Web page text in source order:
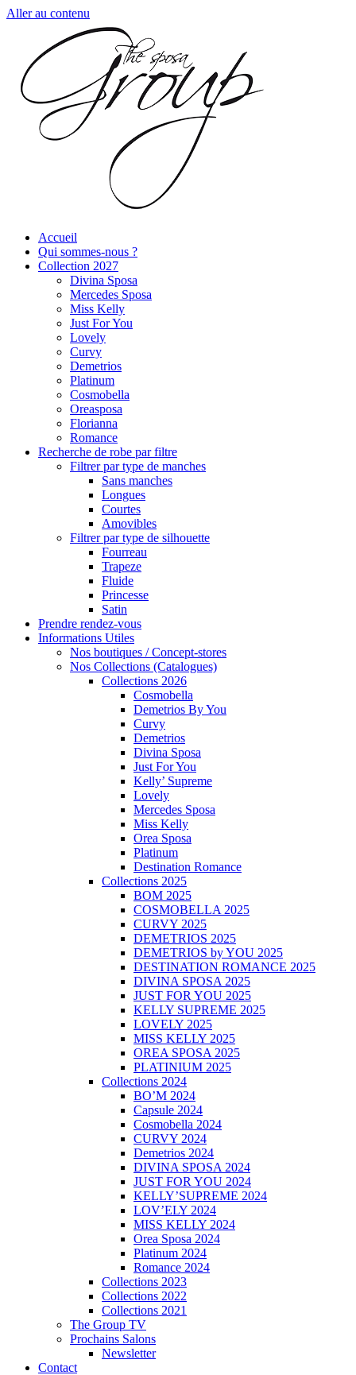
Aller au contenu
Accueil
Qui sommes-nous ?
Collection 2027
Divina Sposa
Mercedes Sposa
Miss Kelly
Just For You
Lovely
Curvy
Demetrios
Platinum
Cosmobella
Oreasposa
Florianna
Romance
Recherche de robe par filtre
Filtrer par type de manches
Sans manches
Longues
Courtes
Amovibles
Filtrer par type de silhouette
Fourreau
Trapeze
Fluide
Princesse
Satin
Prendre rendez-vous
Informations Utiles
Nos boutiques / Concept-stores
Nos Collections (Catalogues)
Collections 2026
Cosmobella
Demetrios By You
Curvy
Demetrios
Divina Sposa
Just For You
Kelly’ Supreme
Lovely
Mercedes Sposa
Miss Kelly
Orea Sposa
Platinum
Destination Romance
Collections 2025
BOM 2025
COSMOBELLA 2025
CURVY 2025
DEMETRIOS 2025
DEMETRIOS by YOU 2025
DESTINATION ROMANCE 2025
DIVINA SPOSA 2025
JUST FOR YOU 2025
KELLY SUPREME 2025
LOVELY 2025
MISS KELLY 2025
OREA SPOSA 2025
PLATINIUM 2025
Collections 2024
BO’M 2024
Capsule 2024
Cosmobella 2024
CURVY 2024
Demetrios 2024
DIVINA SPOSA 2024
JUST FOR YOU 2024
KELLY’SUPREME 2024
LOV’ELY 2024
MISS KELLY 2024
Orea Sposa 2024
Platinum 2024
Romance 2024
Collections 2023
Collections 2022
Collections 2021
The Group TV
Prochains Salons
Newsletter
Contact